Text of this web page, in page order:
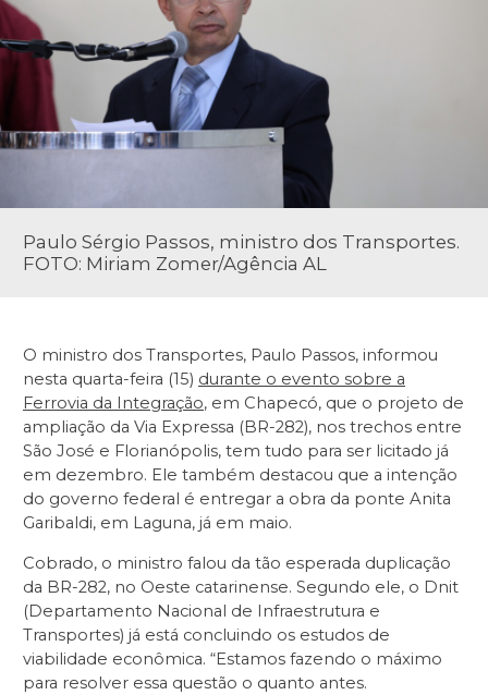
Paulo Sérgio Passos, ministro dos Transportes.
FOTO: Miriam Zomer/Agência AL
O ministro dos Transportes, Paulo Passos, informou
nesta quarta-feira (15) durante o evento sobre a
Ferrovia da Integração, em Chapecó, que o projeto de
ampliação da Via Expressa (BR-282), nos trechos entre
São José e Florianópolis, tem tudo para ser licitado já
em dezembro. Ele também destacou que a intenção
do governo federal é entregar a obra da ponte Anita
Garibaldi, em Laguna, já em maio.
Cobrado, o ministro falou da tão esperada duplicação
da BR-282, no Oeste catarinense. Segundo ele, o Dnit
(Departamento Nacional de Infraestrutura e
Transportes) já está concluindo os estudos de
viabilidade econômica. “Estamos fazendo o máximo
para resolver essa questão o quanto antes.